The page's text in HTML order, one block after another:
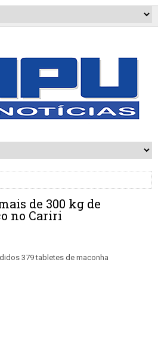
de 300 kg de
no Cariri